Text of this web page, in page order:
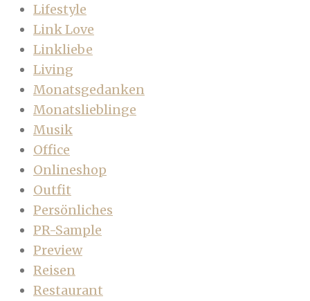
Lifestyle
Link Love
Linkliebe
Living
Monatsgedanken
Monatslieblinge
Musik
Office
Onlineshop
Outfit
Persönliches
PR-Sample
Preview
Reisen
Restaurant